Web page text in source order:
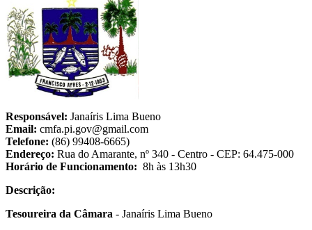
Responsável: Janaíris Lima Bueno
Email: cmfa.pi.gov@gmail.com
Telefone: (86) 99408-6665)
Endereço: Rua do Amarante, nº 340 - Centro - CEP: 64.475-000
Horário de Funcionamento: 8h às 13h30
Descrição:
Tesoureira da Câmara - Janaíris Lima Bueno